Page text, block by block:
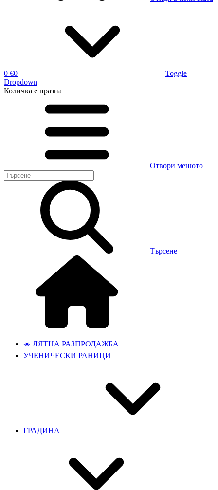
0 €0
Toggle
Dropdown
Количка е празна
Отвори менюто
Търсене
☀️ ЛЯТНА РАЗПРОДАЖБА
УЧЕНИЧЕСКИ РАНИЦИ
ГРАДИНА